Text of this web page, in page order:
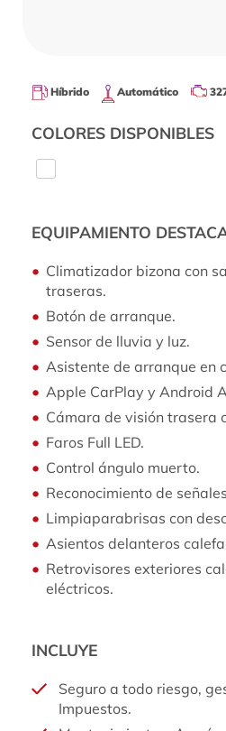
Híbrido Automático
COLORES DISPONIBLES
EQUIPAMIENTO
Climatizador bizona con
traseras.
Botón de arranque.
Sensor de lluvia y luz.
Asistente de arranque en
Apple CarPlay y Android
Cámara de visión trasera
Faros Full LED.
Control ángulo muerto.
Reconocimiento de
Limpiaparabrisas con
Asientos delanteros
Retrovisores exteriores
eléctricos.
INCLUYE
Seguro a todo riesgo,
Impuestos.